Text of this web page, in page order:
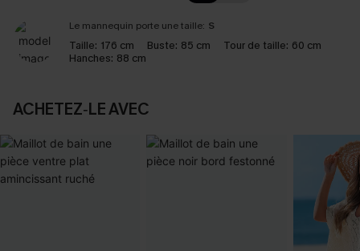
Le mannequin porte une taille: S
Taille: 176 cm Buste: 85 cm Tour de taille: 60 cm
Hanches: 88 cm
ACHETEZ‑LE AVEC